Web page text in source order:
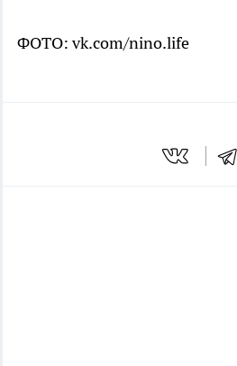
ФОТО: vk.com/nino.life